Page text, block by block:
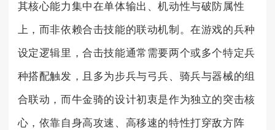
其核心能力集中在单体输出、机动性与破防属性
上，而非依赖合击技能的联动机制。在游戏的兵种
设定逻辑里，合击技能通常需要两个或多个特定兵
种搭配触发，且多为步兵与弓兵、骑兵与器械的组
合联动，而牛金骑的设计初衷是作为独立的突击核
心，依靠自身高攻速、高移速的特性打穿敌方阵